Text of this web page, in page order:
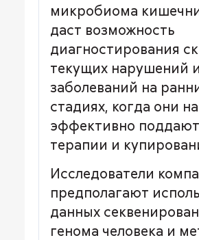
микробиома
даст возможность
диагностирования
текущих нарушений и
заболеваний на
стадиях, когда они
эффективно
терапии и
Исследователи
предполагают
данных
генома человека и